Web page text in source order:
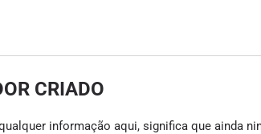
CRIADO
informação aqui, significa que ainda